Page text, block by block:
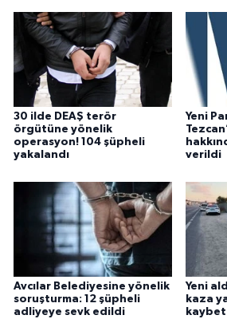
30 ilde DEAŞ terör
örgütüne yönelik
operasyon! 104 şüpheli
yakalandı
Yeni
verildi
Avcılar Belediyesine yönelik
soruşturma: 12 şüpheli
adliyeye sevk edildi
Yeni
kaza